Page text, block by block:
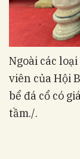
Ngoài các
viên của Hội
bể đá cổ có
tầm./.